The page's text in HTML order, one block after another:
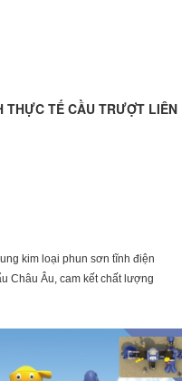
THỰC TẾ CẦU TRƯỢT LIÊN
kim loại phun sơn tĩnh điện
Châu Âu, cam kết chất lượng